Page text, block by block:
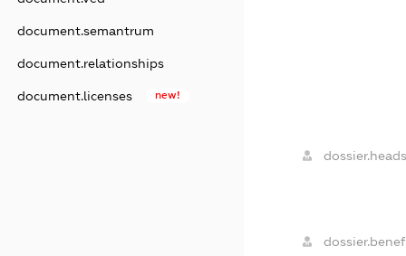
document.semantrum
document.relationships
document.licenses new!